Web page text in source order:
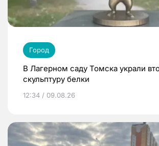
Город
В Лагерном саду Томска украли
скульптуру белки
12:34 / 09.08.26